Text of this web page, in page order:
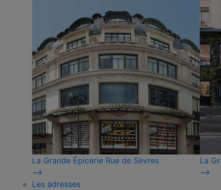
La Grande Épicerie Rue de Sèvres
⟶
La
⟶
Les adresses